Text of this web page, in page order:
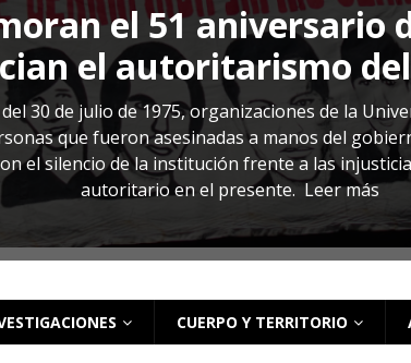
el 51 aniversario
el autoritarismo
30 de julio de 1975, organizaciones de la
que fueron asesinadas a manos del
el silencio de la institución frente a las
autoritario en el presente.Leer más
CUERPO Y TERRITORIO